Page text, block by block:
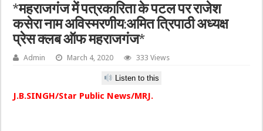
*महराजगंज में पत्रकारिता के पटल पर राजेश
कसेरा नाम अविस्मरणीय:अमित त्रिपाठी अध्यक्ष
प्रेस क्लब ऑफ महराजगंज*
Admin March 4, 2020 333 Views
Listen to this
J.B.SINGH/Star Public News/MRJ.